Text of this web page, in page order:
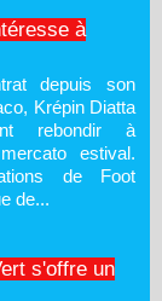
à
depuis son
Krépin Diatta
rebondir à
estival.
de Foot
de...
s'offre un